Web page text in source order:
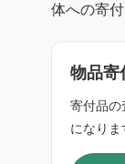
体への寄
物品寄
寄付品の
になりま